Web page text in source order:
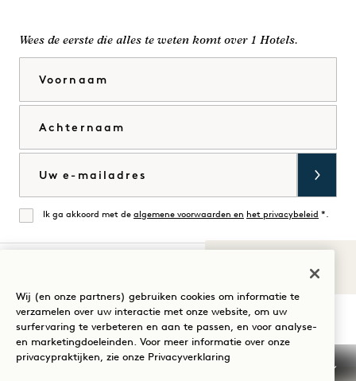
Wees de eerste die alles te weten komt over 1 Hotels.
Mee eens
Ik ga akkoord met de algemene voorwaarden en het privacybeleid *.
Bezoek
1
Hotels
op
Bezoek
1
Hotels
op
Bezoek
1
op
Bezoek
1
Hotels
op
Bezoek
1
Hotels
op
Bezoek
1
Uw verblijf begeleiden
Wij (en onze partners) gebruiken cookies om informatie te
verzamelen over uw interactie met onze website, om uw
surfervaring te verbeteren en aan te passen, en voor analyse-
en marketingdoeleinden. Voor meer informatie over onze
privacypraktijken, zie onze Privacyverklaring